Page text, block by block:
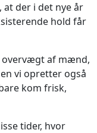
at der i det nye år
hold får
overvægt af mænd,
vi opretter også
kom frisk,
tider, hvor